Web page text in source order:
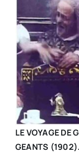
LE VOYAGE DE
GEANTS